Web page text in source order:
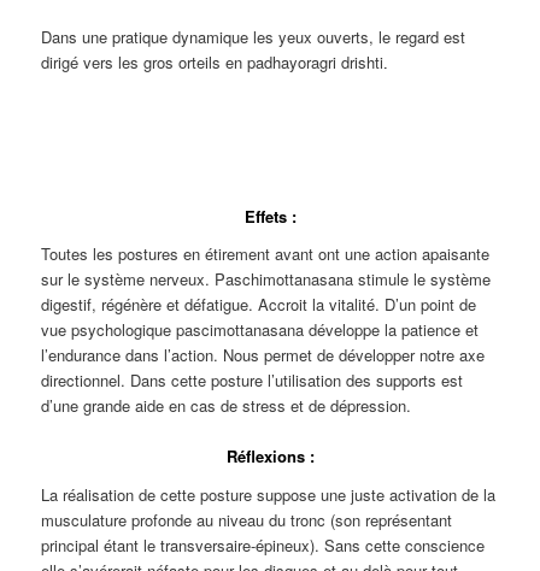
Dans une pratique dynamique les yeux ouverts, le regard est
dirigé vers les gros orteils en padhayoragri drishti.
Effets :
Toutes les postures en étirement avant ont une action apaisante
sur le système nerveux. Paschimottanasana stimule le système
digestif, régénère et défatigue. Accroit la vitalité. D’un point de
vue psychologique pascimottanasana développe la patience et
l’endurance dans l’action. Nous permet de développer notre axe
directionnel. Dans cette posture l’utilisation des supports est
d’une grande aide en cas de stress et de dépression.
Réflexions :
La réalisation de cette posture suppose une juste activation de la
musculature profonde au niveau du tronc (son représentant
principal étant le transversaire-épineux). Sans cette conscience